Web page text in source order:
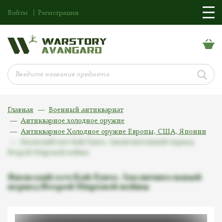
Войти Регистрация
Главная
Военный антиквариат
Антикварное холодное оружие
Антикварное Холодное оружие Европы, США, Японии
Японский меч Кай-Гунто. Заключительный
период Второй Мировой войны